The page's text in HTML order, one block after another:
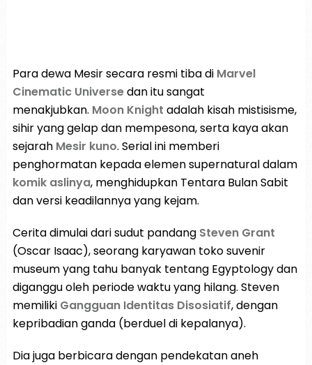
Para dewa Mesir secara resmi tiba di Marvel
Cinematic Universedan itu sangat
menakjubkan. Moon Knight adalah kisah mistisisme,
sihir yang gelap dan mempesona, serta kaya akan
sejarah Mesir kuno. Serial ini memberi
penghormatan kepada elemen supernatural dalam
komik aslinya, menghidupkan Tentara Bulan Sabit
dan versi keadilannya yang kejam.
Cerita dimulai dari sudut pandang Steven Grant
(Oscar Isaac), seorang karyawan toko suvenir
museum yang tahu banyak tentang Egyptology dan
diganggu oleh periode waktu yang hilang. Steven
memiliki Gangguan Identitas Disosiatif, dengan
kepribadian ganda (berduel di kepalanya).
Dia juga berbicara dengan pendekatan aneh